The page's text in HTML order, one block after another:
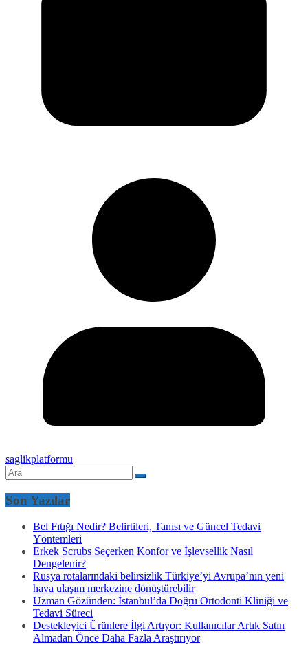
saglikplatformu
Son Yazılar
Bel Fıtığı Nedir? Belirtileri, Tanısı ve Güncel Tedavi
Yöntemleri
Erkek Scrubs Seçerken Konfor ve İşlevsellik Nasıl
Dengelenir?
Rusya rotalarındaki belirsizlik Türkiye’yi Avrupa’nın yeni
hava ulaşım merkezine dönüştürebilir
Uzman Gözünden: İstanbul’da Doğru Ortodonti Kliniği ve
Tedavi Süreci
Destekleyici Ürünlere İlgi Artıyor: Kullanıcılar Artık Satın
Almadan Önce Daha Fazla Araştırıyor